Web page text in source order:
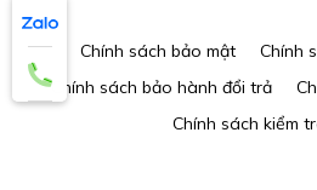
Chính sách bảo mật
Chính
Chính sách bảo hành đổi trả
Chính sách kiểm